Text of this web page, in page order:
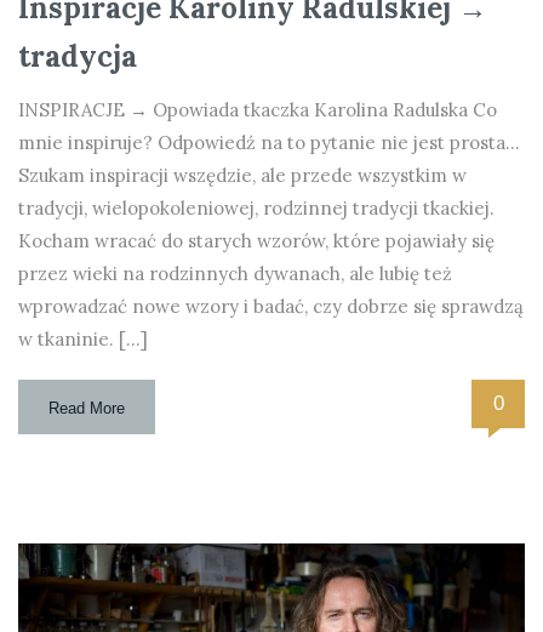
tradycja
INSPIRACJE → Opowiada tkaczka Karolina Radulska Co
mnie inspiruje? Odpowiedź na to pytanie nie jest prosta…
Szukam inspiracji wszędzie, ale przede wszystkim w
tradycji, wielopokoleniowej, rodzinnej tradycji tkackiej.
Kocham wracać do starych wzorów, które pojawiały się
przez wieki na rodzinnych dywanach, ale lubię też
wprowadzać nowe wzory i badać, czy dobrze się sprawdzą
w tkaninie. […]
Read More 0